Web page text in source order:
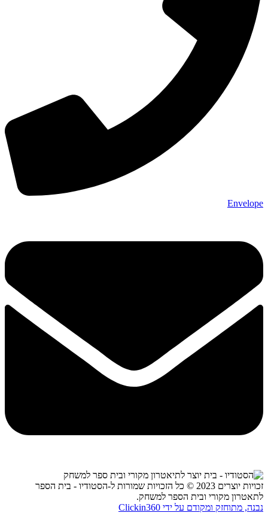
Envelope
זכויות יוצרים 2023 © כל הזכויות שמורות ל-הסטודיו - בית הספר
לתאטרון מקורי ובית הספר למשחק.
נבנה, מתוחזק ומקודם על ידי Clickin360